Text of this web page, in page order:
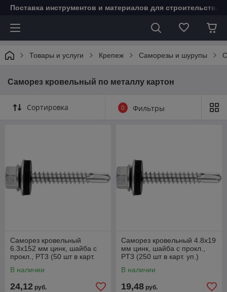
Поставка инструментов и материалов для строительства
Товары и услуги Крепеж Саморезы и шурупы
Саморез кровельный по металлу картон
Сортировка 0 Фильтры
Саморез кровельный
6.3х152 мм цинк, шайба с
прокл., PT3 (50 шт в карт.
В наличии
24,12 руб.
Саморез кровельный 4.8х19
мм цинк, шайба с прокл.,
PT3 (250 шт в карт. уп.)
В наличии
19,48 руб.